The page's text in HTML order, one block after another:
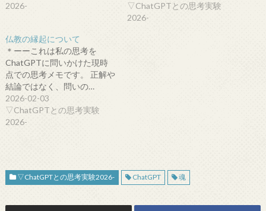
2026-
▽ChatGPTとの思考実験
2026-
仏教の縁起について
＊ーーこれは私の思考を
ChatGPTに問いかけた現時
点での思考メモです。 正解や
結論ではなく、問いの…
2026-02-03
▽ChatGPTとの思考実験
2026-
▽ChatGPTとの思考実験2026- ChatGPT 魂